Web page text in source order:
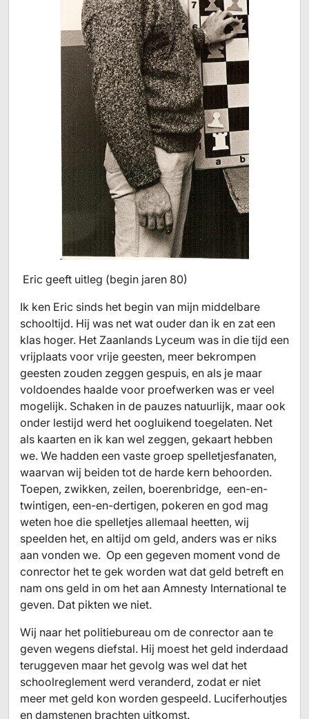
Eric geeft uitleg (begin jaren 80)
Ik ken Eric sinds het begin van mijn middelbare
schooltijd. Hij was net wat ouder dan ik en zat een
klas hoger. Het Zaanlands Lyceum was in die tijd een
vrijplaats voor vrije geesten, meer bekrompen
geesten zouden zeggen gespuis, en als je maar
voldoendes haalde voor proefwerken was er veel
mogelijk. Schaken in de pauzes natuurlijk, maar ook
onder lestijd werd het oogluikend toegelaten. Net
als kaarten en ik kan wel zeggen, gekaart hebben
we. We hadden een vaste groep spelletjesfanaten,
waarvan wij beiden tot de harde kern behoorden.
Toepen, zwikken, zeilen, boerenbridge, een-en-
twintigen, een-en-dertigen, pokeren en god mag
weten hoe die spelletjes allemaal heetten, wij
speelden het, en altijd om geld, anders was er niks
aan vonden we. Op een gegeven moment vond de
conrector het te gek worden wat dat geld betreft en
nam ons geld in om het aan Amnesty International te
geven. Dat pikten we niet.
Wij naar het politiebureau om de conrector aan te
geven wegens diefstal. Hij moest het geld inderdaad
teruggeven maar het gevolg was wel dat het
schoolreglement werd veranderd, zodat er niet
meer met geld kon worden gespeeld. Luciferhoutjes
en damstenen brachten uitkomst.